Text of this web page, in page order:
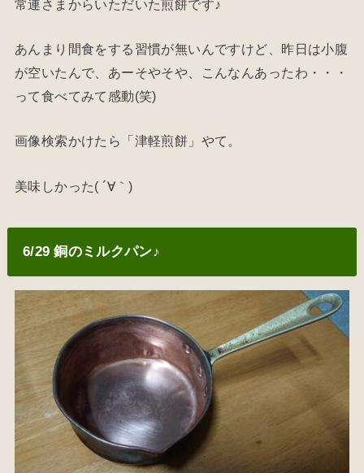
常連さまからいただいた煎餅です♪
あんまり間食をする習慣が無いんですけど、昨日は小腹
が空いたんで、あーそやそや、こんなんあったわ・・・
って食べてみて感動(笑)
画像検索かけたら「津軽煎餅」やて。
美味しかった( ´∀｀)
6/29 銅のミルクパン♪